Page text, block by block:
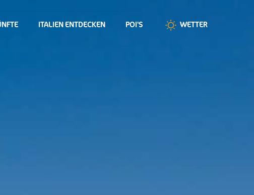
ITALIEN ENTDECKEN POI'S WETTER